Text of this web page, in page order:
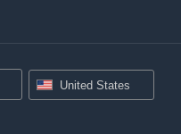
United States